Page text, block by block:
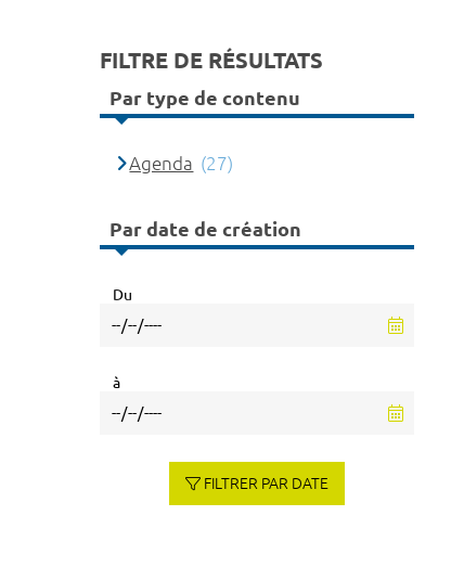
FILTRE DE RÉSULTATS
Par type de contenu
Agenda (27)
Par date de création
Du
à
FILTRER PAR DATE